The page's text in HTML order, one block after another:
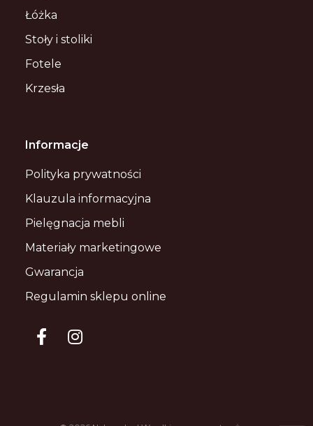
Łóżka
Stoły i stoliki
Fotele
Krzesła
Informacje
Polityka prywatności
Klauzula informacyjna
Pielęgnacja mebli
Materiały marketingowe
Gwarancja
Regulamin sklepu online